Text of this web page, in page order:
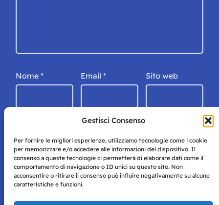
Gestisci Consenso
Per fornire le migliori esperienze, utilizziamo tecnologie come i cookie
per memorizzare e/o accedere alle informazioni del dispositivo. Il
consenso a queste tecnologie ci permetterà di elaborare dati come il
comportamento di navigazione o ID unici su questo sito. Non
acconsentire o ritirare il consenso può influire negativamente su alcune
caratteristiche e funzioni.
Nome * Email * Sito web